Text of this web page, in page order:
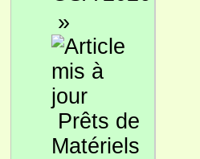
»
Prêts de
Matériels